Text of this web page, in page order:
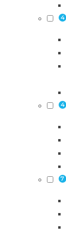
4
4
7